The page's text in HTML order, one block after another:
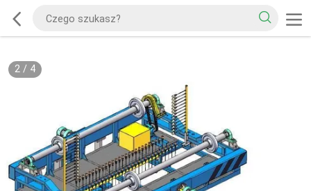
2/ 4